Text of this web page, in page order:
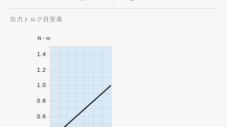
出力トルク目安表
0.6
0.8
1.0
1.2
1.4
N・m